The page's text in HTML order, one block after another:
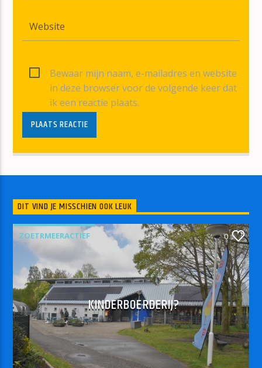
Bewaar mijn naam, e-mailadres en website
in deze browser voor de volgende keer dat
ik een reactie plaats.
DIT VIND JE MISSCHIEN OOK LEUK
ZOETRMEERACTIEF 0
KINDERBOERDERIJ?